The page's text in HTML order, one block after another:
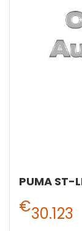
€30.123